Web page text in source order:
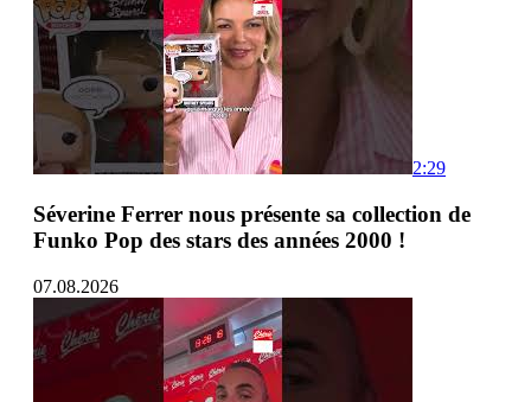
2:29
Séverine Ferrer nous présente sa collection de
Funko Pop des stars des années 2000 !
07.08.2026